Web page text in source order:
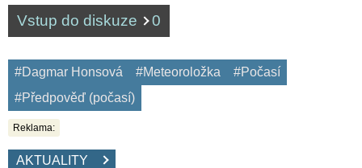
Vstup do diskuze 0
#Dagmar Honsová #Meteoroložka
#Počasí
#Předpověď (počasí)
Reklama:
AKTUALITY